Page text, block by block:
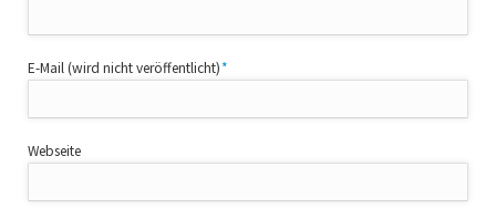
Pflichtfeld
E-Mail (wird nicht veröffentlicht)*
Webseite